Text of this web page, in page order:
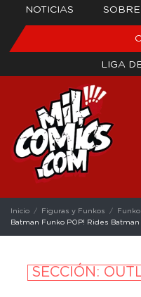
NOTICIAS
LIGA
Inicio Figuras y Funkos
Batman Funko POP! Rides
SECCIÓN: